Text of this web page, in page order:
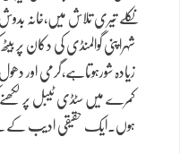
نکلے تیری تلاش میں،خانہ
شہراپنی گوالمنڈی کی دکان پر
زیادہ شورہوتاہے،گرمی اور
کمرے میں سٹڈی ٹیبل پر
ہوں۔ایک حقیقی ادیب کے